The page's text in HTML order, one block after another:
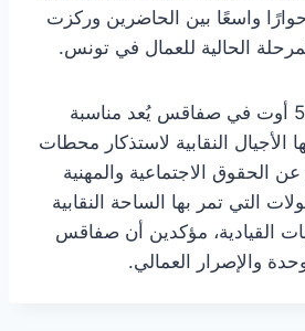
واسعًا بين الحاضرين وركزت
الحالية للعمال في تونس.
يُذكر أن إحياء ذكرى 5 أوت في صفاقس يُعد مناسبة
الأجيال النقابية لاستذكار محطات
عن الحقوق الاجتماعية والمهنية
التي تمر بها الساحة النقابية
القيادية، مؤكدين أن صفاقس
والإصرار العمالي.